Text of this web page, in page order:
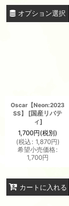
オプション選択
Oscar【Neon:2023
SS】
[国産リバテ
ィ]
1,700円(税別)
(税込: 1,870円)
希望小売価格:
1,700円
カートに入れる